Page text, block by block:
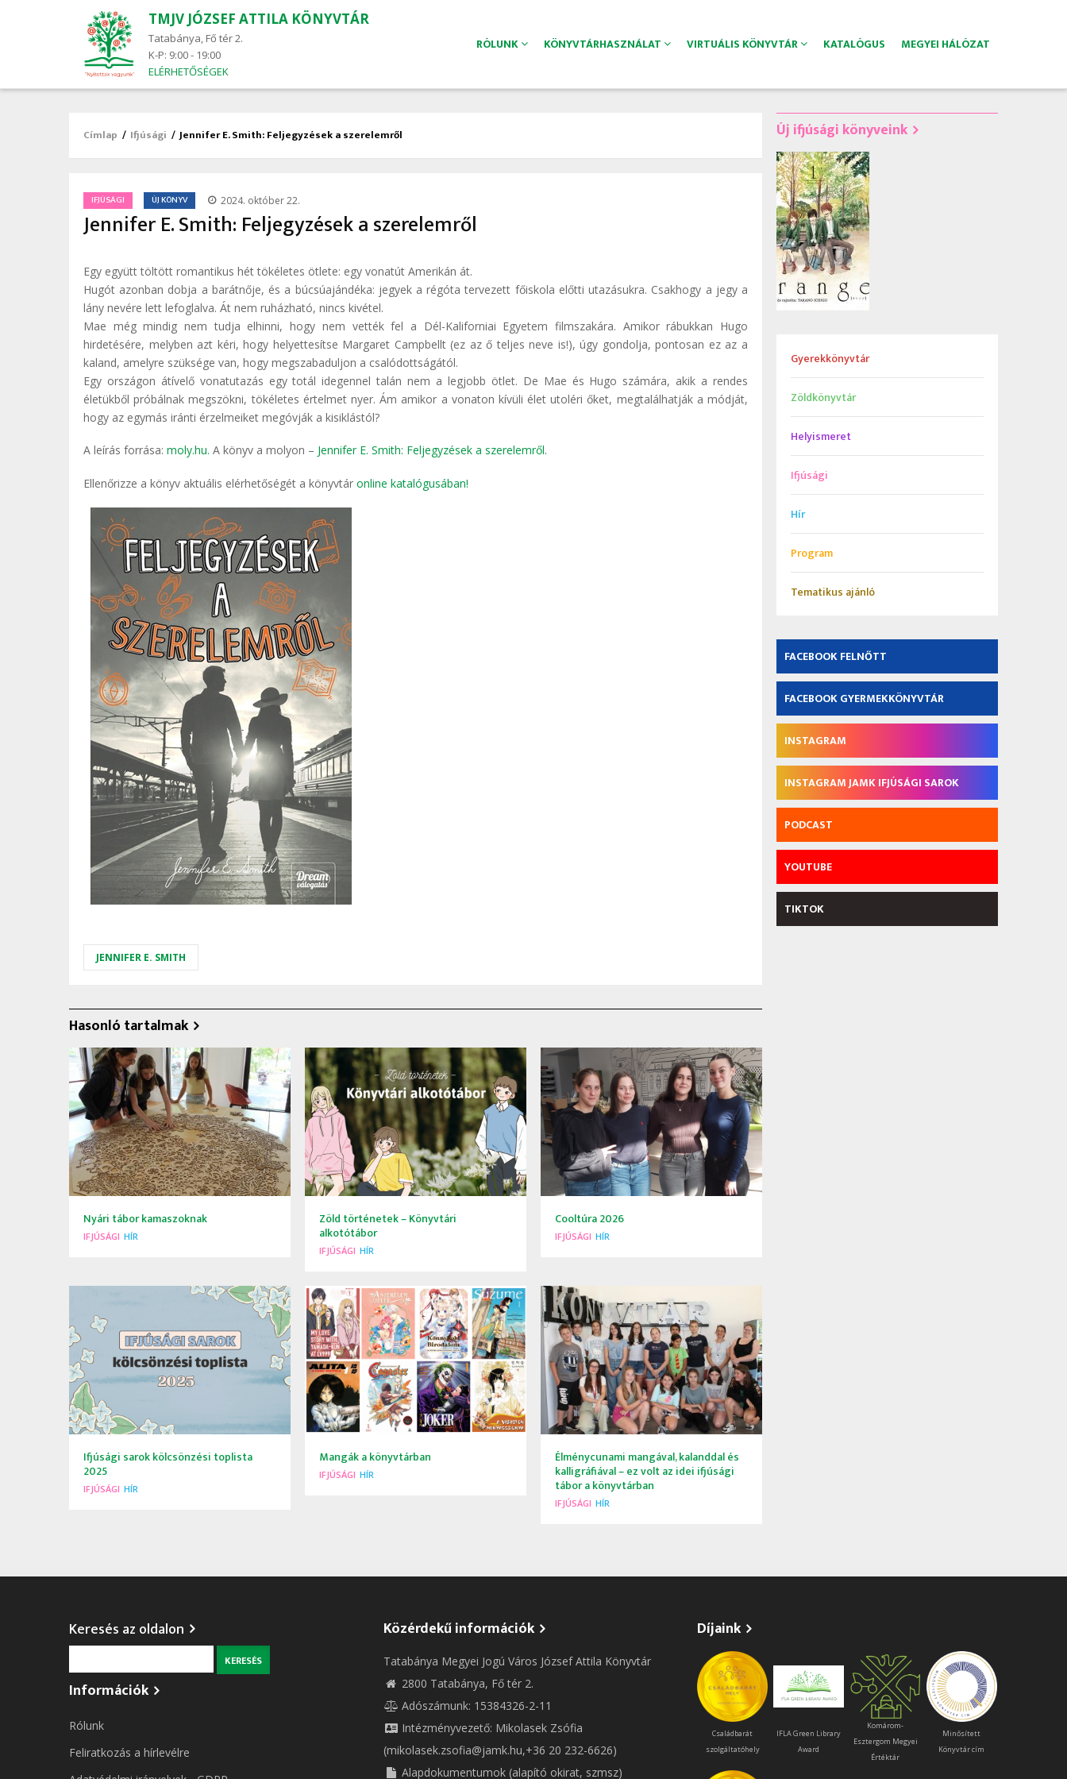
TMJV JÓZSEF ATTILA KÖNYVTÁR
Tatabánya, Fő tér 2.
K-P: 9:00 - 19:00
ELÉRHETŐSÉGEK
Main
navigation RÓLUNK KÖNYVTÁRHASZNÁLAT VIRTUÁLIS KÖNYVTÁR KATALÓGUS MEGYEI HÁLÓZAT
Morzsa
Címlap / Ifjúsági / Jennifer E. Smith: Feljegyzések a szerelemről
IFJÚSÁGI ÚJ KÖNYV 2024. október 22.
Jennifer E. Smith: Feljegyzések a szerelemről
Egy együtt töltött romantikus hét tökéletes ötlete: egy vonatút Amerikán át.
Hugót azonban dobja a barátnője, és a búcsúajándéka: jegyek a régóta tervezett főiskola előtti utazásukra. Csakhogy a jegy a
lány nevére lett lefoglalva. Át nem ruházható, nincs kivétel.
Mae még mindig nem tudja elhinni, hogy nem vették fel a Dél-Kaliforniai Egyetem filmszakára. Amikor rábukkan Hugo
hirdetésére, melyben azt kéri, hogy helyettesítse Margaret Campbellt (ez az ő teljes neve is!), úgy gondolja, pontosan ez az a
kaland, amelyre szüksége van, hogy megszabaduljon a csalódottságától.
Egy országon átívelő vonatutazás egy totál idegennel talán nem a legjobb ötlet. De Mae és Hugo számára, akik a rendes
életükből próbálnak megszökni, tökéletes értelmet nyer. Ám amikor a vonaton kívüli élet utoléri őket, megtalálhatják a módját,
hogy az egymás iránti érzelmeiket megóvják a kisiklástól?
A leírás forrása: moly.hu. A könyv a molyon – Jennifer E. Smith: Feljegyzések a szerelemről.
Ellenőrizze a könyv aktuális elérhetőségét a könyvtár online katalógusában!
JENNIFER E. SMITH
Hasonló tartalmak
Nyári tábor kamaszoknak
IFJÚSÁGI HÍR
Zöld történetek – Könyvtári
alkotótábor
IFJÚSÁGI HÍR
Cooltúra 2026
IFJÚSÁGI HÍR
Ifjúsági sarok kölcsönzési toplista
2025
IFJÚSÁGI HÍR
Mangák a könyvtárban
IFJÚSÁGI HÍR
Élménycunami mangával, kalanddal és
kalligráfiával – ez volt az idei ifjúsági
tábor a könyvtárban
IFJÚSÁGI HÍR
Új ifjúsági könyveink
Gyerekkönyvtár
Zöldkönyvtár
Helyismeret
Ifjúsági
Hír
Program
Tematikus ajánló
FACEBOOK FELNŐTT
FACEBOOK GYERMEKKÖNYVTÁR
INSTAGRAM
INSTAGRAM JAMK IFJÚSÁGI SAROK
PODCAST
YOUTUBE
TIKTOK
Keresés az oldalon
Információk
Rólunk
Feliratkozás a hírlevélre
Közérdekű információk
Tatabánya Megyei Jogú Város József Attila Könyvtár
2800 Tatabánya, Fő tér 2.
Adószámunk: 15384326-2-11
Intézményvezető: Mikolasek Zsófia
(mikolasek.zsofia@jamk.hu,+36 20 232-6626)
Alapdokumentumok (alapító okirat, szmsz)
Díjaink
Családbarát
szolgáltatóhely
IFLA Green Library
Award
Komárom-
Esztergom Megyei
Értéktár
Minősített
Könyvtár cím